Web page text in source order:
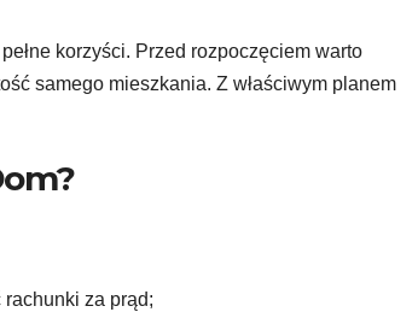
korzyści. Przed rozpoczęciem warto
samego mieszkania. Z właściwym planem
za prąd;